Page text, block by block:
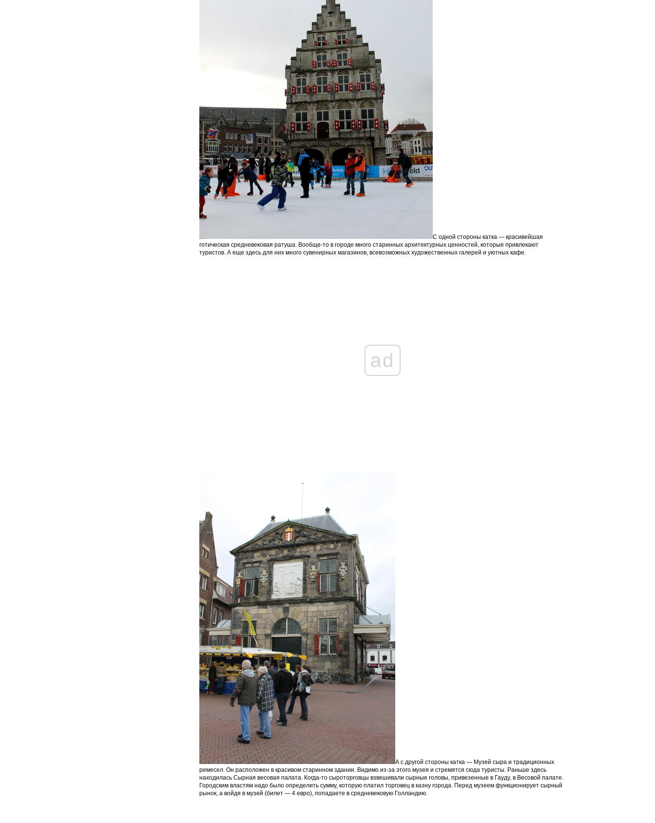
С одной стороны катка — красивейшая
готическая средневековая ратуша. Вообще-то в городе много старинных архитектурных ценностей, которые привлекают
туристов. А еще здесь для них много сувенирных магазинов, всевозможных художественных галерей и уютных кафе.
ad
А с другой стороны катка — Музей сыра и традиционных
ремесел. Он расположен в красивом старинном здании. Видимо из-за этого музея и стремятся сюда туристы. Раньше здесь
находилась Сырная весовая палата. Когда-то сыроторговцы взвешивали сырные головы, привезенные в Гауду, в Весовой палате.
Городским властям надо было определить сумму, которую платил торговец в казну города. Перед музеем функционирует сырный
рынок, а войдя в музей (билет — 4 евро), попадаете в средневековую Голландию.